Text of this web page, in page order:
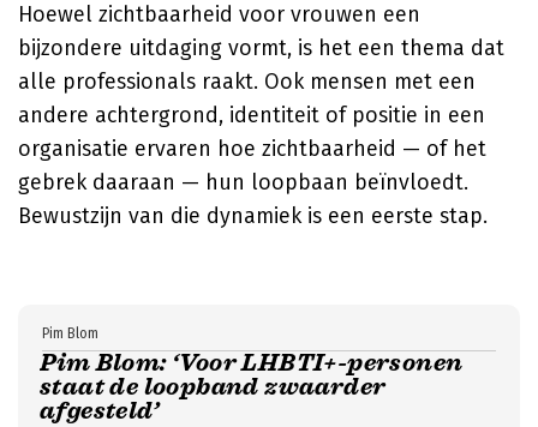
Hoewel zichtbaarheid voor vrouwen een
bijzondere uitdaging vormt, is het een thema dat
alle professionals raakt. Ook mensen met een
andere achtergrond, identiteit of positie in een
organisatie ervaren hoe zichtbaarheid — of het
gebrek daaraan — hun loopbaan beïnvloedt.
Bewustzijn van die dynamiek is een eerste stap.
Pim Blom: ‘Voor LHBTI+-personen
staat de loopband zwaarder
afgesteld’
Pim Blom